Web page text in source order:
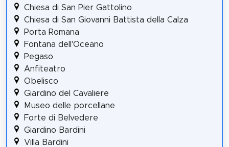
Chiesa di San Pier Gattolino
Chiesa di San Giovanni Battista della Calza
Porta Romana
Fontana dell'Oceano
Pegaso
Anfiteatro
Obelisco
Giardino del Cavaliere
Museo delle porcellane
Forte di Belvedere
Giardino Bardini
Villa Bardini